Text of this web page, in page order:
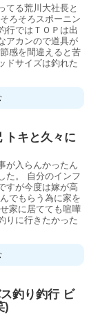
てる荒川大社長と
ろそろスポーニン
行ではＴＯＰは出
アカンので道具が
感を間違えると苦
ドサイズは釣れた
トキと久々に
が入らんかったん
た。 自分のインフ
すが今度は嫁が高
でもらう為に家を
家に居てても喧嘩
りに行きたかった
釣り釣行 ビ
)